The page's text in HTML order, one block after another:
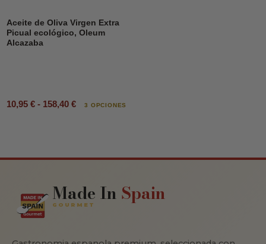
Aceite de Oliva Virgen Extra
Picual ecológico, Oleum
Alcazaba
10,95 € - 158,40 € 3 OPCIONES
Made In Spain
GOURMET